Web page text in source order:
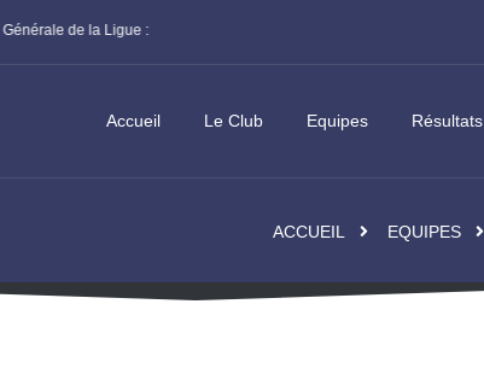
Accueil Le Club Equipes Résultats
ACCUEIL EQUIPES